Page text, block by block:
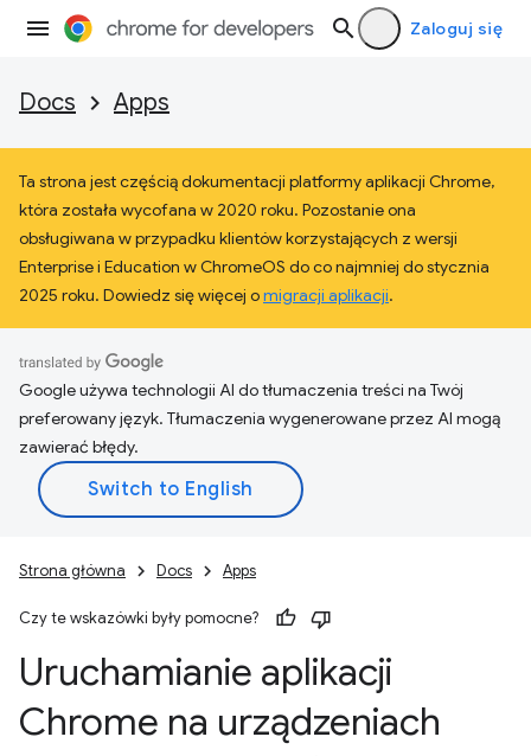
Zaloguj się
Docs Apps
Ta strona jest częścią dokumentacji platformy aplikacji Chrome,
która została wycofana w 2020 roku. Pozostanie ona
obsługiwana w przypadku klientów korzystających z wersji
Enterprise i Education w ChromeOS do co najmniej do stycznia
2025 roku. Dowiedz się więcej omigracji aplikacji.
Google używa technologii AI do tłumaczenia treści na Twój
preferowany język. Tłumaczenia wygenerowane przez AI mogą
zawierać błędy.
Strona główna Docs Apps
Czy te wskazówki były pomocne?
Uruchamianie aplikacji
Chrome na urządzeniach